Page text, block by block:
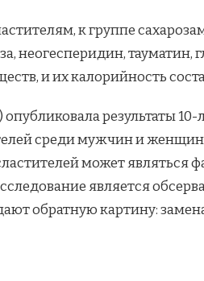
к группе
неогесперидин, тауматин,
и их калорийность
результаты
среди мужчин и женщин
может являться
является
обратную картину: